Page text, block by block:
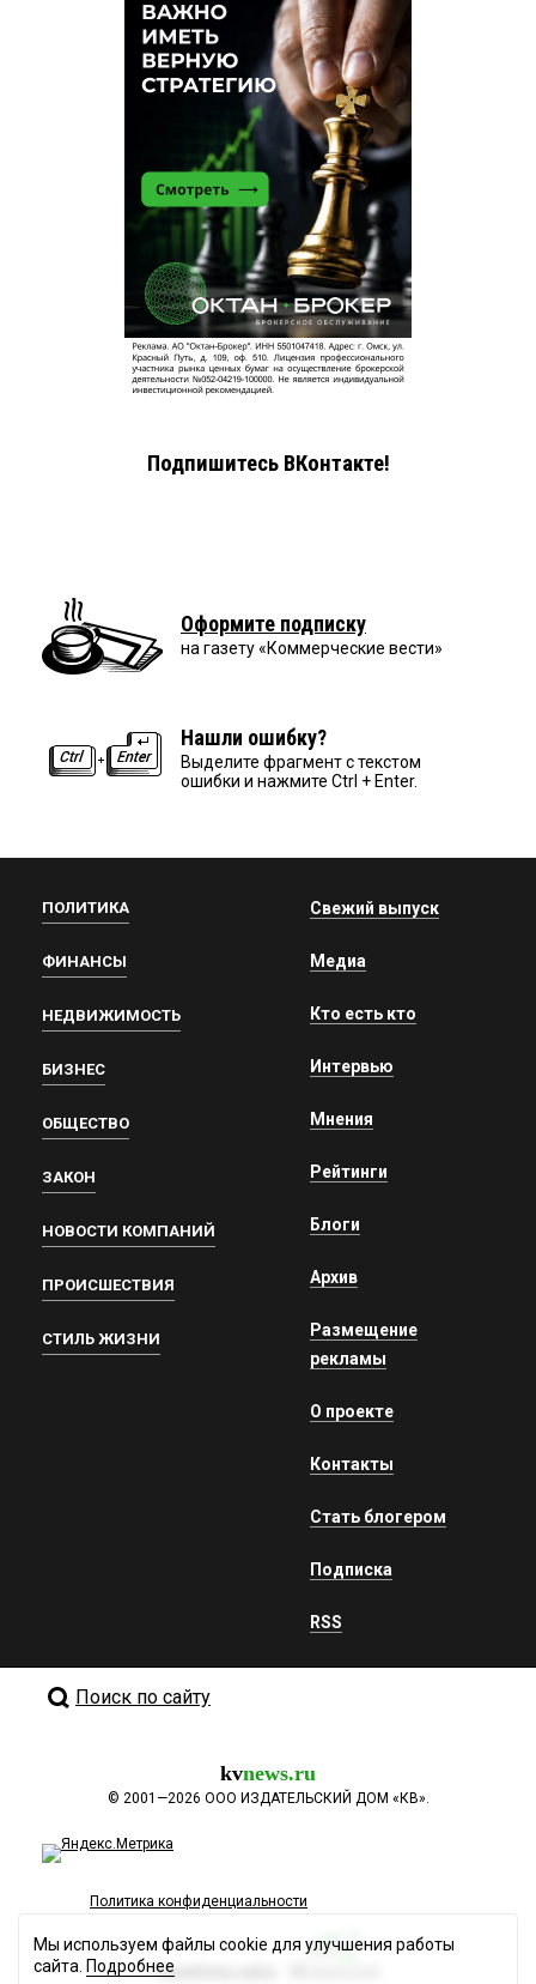
Подпишитесь ВКонтакте!
Оформите подписку
на газету «Коммерческие вести»
Нашли ошибку?
Выделите фрагмент с текстом
ошибки и нажмите Ctrl + Enter.
ПОЛИТИКА
ФИНАНСЫ
НЕДВИЖИМОСТЬ
БИЗНЕС
ОБЩЕСТВО
ЗАКОН
НОВОСТИ КОМПАНИЙ
ПРОИСШЕСТВИЯ
СТИЛЬ ЖИЗНИ
Свежий выпуск
Медиа
Кто есть кто
Интервью
Мнения
Рейтинги
Блоги
Архив
Размещение
рекламы
О проекте
Контакты
Стать блогером
Подписка
RSS
Поиск по сайту
kvnews.ru
© 2001—2026 ООО ИЗДАТЕЛЬСКИЙ ДОМ «КВ».
Политика конфиденциальности
Разработка сайта
Мы используем файлы cookie для улучшения работы
сайта. Подробнее